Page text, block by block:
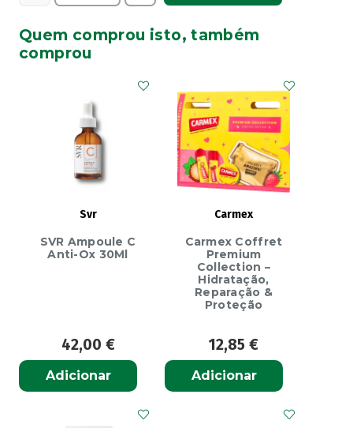
50
mg/g-
Quem comprou isto, também
comprou
Svr
SVR Ampoule C
Anti-Ox 30Ml
42,00 €
Adicionar
Carmex
Carmex Coffret
Premium
Collection –
Hidratação,
Reparação &
Proteção
12,85 €
Adicionar